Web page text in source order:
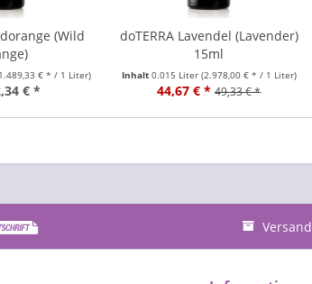
(Wild
€ * / 1 Liter)
€ *
doTERRA Lavendel (Lavender)
15ml
Inhalt 0.015 Liter (2.978,00 € * / 1 Liter)
44,67 € * 49,33 € *